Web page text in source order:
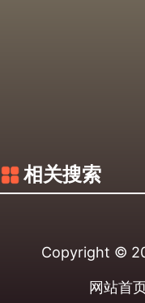
相关搜索
Copyright ©
网站首